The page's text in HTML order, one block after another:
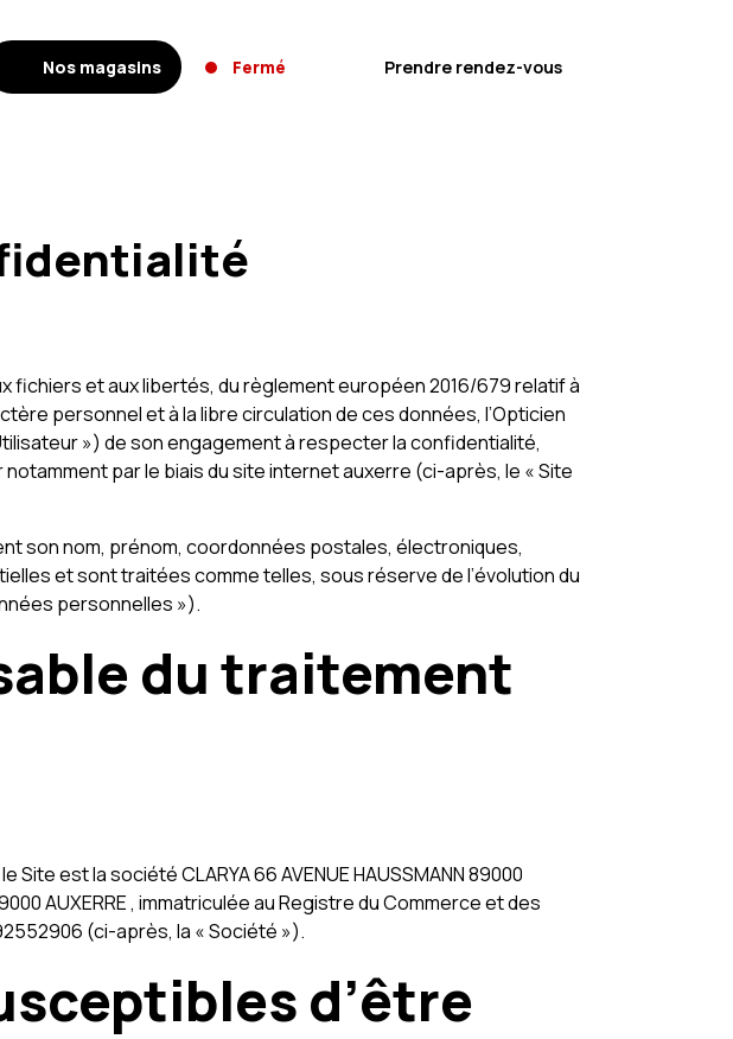
Nos magasins Fermé Prendre rendez-vous
fichiers et aux libertés, du règlement européen 2016/679 relatif à
personnel et à la libre circulation de ces données, l’Opticien
») de son engagement à respecter la confidentialité,
par le biais du site internet auxerre (ci-après, le « Site
son nom, prénom, coordonnées postales, électroniques,
et sont traitées comme telles, sous réserve de l’évolution du
personnelles »).
du traitement
est la société CLARYA 66 AVENUE HAUSSMANN 89000
AUXERRE , immatriculée au Registre du Commerce et des
(ci-après, la « Société »).
d’être